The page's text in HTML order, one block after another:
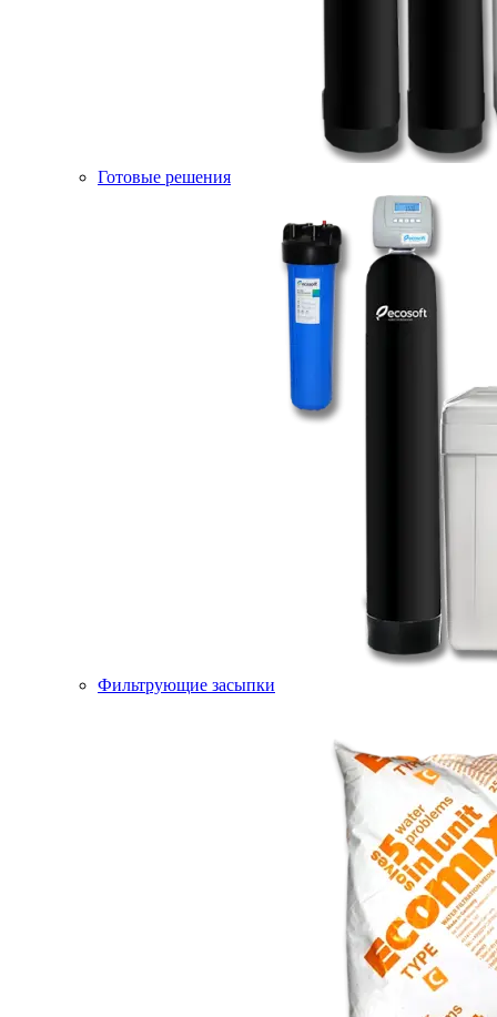
Готовые решения
Фильтрующие засыпки